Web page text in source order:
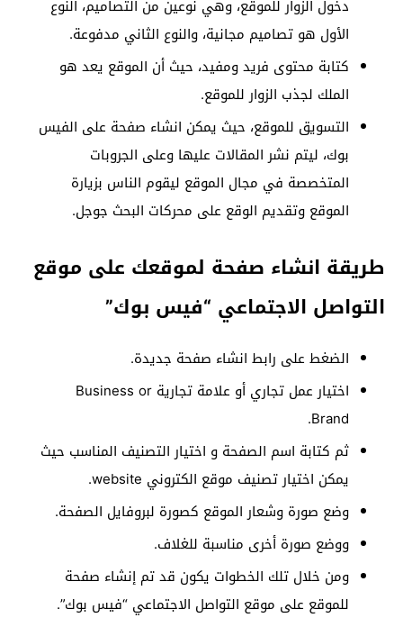
دخول الزوار للموقع، وهي نوعين من التصاميم، النوع
الأول هو تصاميم مجانية، والنوع الثاني مدفوعة.
كتابة محتوى فريد ومفيد، حيث أن الموقع يعد هو
الملك لجذب الزوار للموقع.
التسويق للموقع، حيث يمكن انشاء صفحة على الفيس
بوك، ليتم نشر المقالات عليها وعلى الجروبات
المتخصصة في مجال الموقع ليقوم الناس بزيارة
الموقع وتقديم الوقع على محركات البحث جوجل.
طريقة انشاء صفحة لموقعك على موقع
التواصل الاجتماعي “فيس بوك”
الضغط على رابط انشاء صفحة جديدة.
اختيار عمل تجاري أو علامة تجارية Business or
Brand.
ثم كتابة اسم الصفحة و اختيار التصنيف المناسب حيث
يمكن اختيار تصنيف موقع الكتروني website.
وضع صورة وشعار الموقع كصورة لبروفايل الصفحة.
ووضع صورة أخرى مناسبة للغلاف.
ومن خلال تلك الخطوات يكون قد تم إنشاء صفحة
للموقع على موقع التواصل الاجتماعي “فيس بوك”.